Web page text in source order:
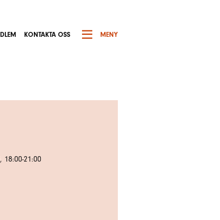
KONTAKTA OSS MENY
18:00-21:00